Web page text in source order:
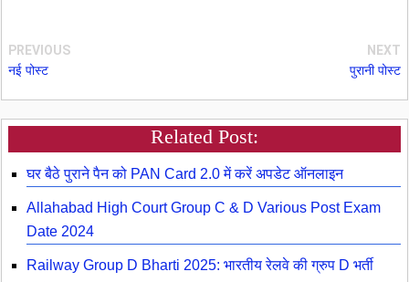
PREVIOUS
नई पोस्ट
NEXT
पुरानी पोस्ट
Related Post:
घर बैठे पुराने पैन को PAN Card 2.0 में करें अपडेट ऑनलाइन
Allahabad High Court Group C & D Various Post Exam
Date 2024
Railway Group D Bharti 2025: भारतीय रेलवे की ग्रुप D भर्ती